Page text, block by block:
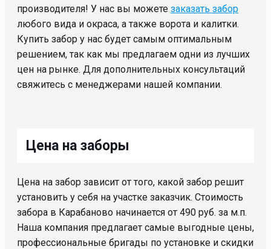
производителя! У нас вы можете заказать забор
любого вида и окраса, а также ворота и калитки.
Купить забор у нас будет самым оптимальным
решением, так как мы предлагаем одни из лучших
цен на рынке. Для дополнительных консультаций
свяжитесь с менеджерами нашей компании.
Цена на заборы
Цена на забор зависит от того, какой забор решит
установить у себя на участке заказчик. Стоимость
забора в Карабаново начинается от 490 руб. за м.п.
Наша компания предлагает самые выгодные цены,
профессиональные бригады по установке и скидки